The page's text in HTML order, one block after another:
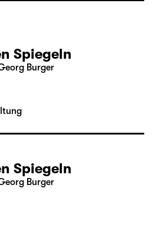
Spiegeln
Burger
Spiegeln